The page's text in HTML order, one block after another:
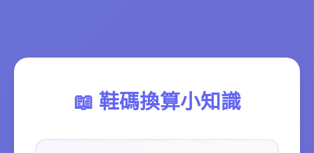
📖 鞋碼換算小知識